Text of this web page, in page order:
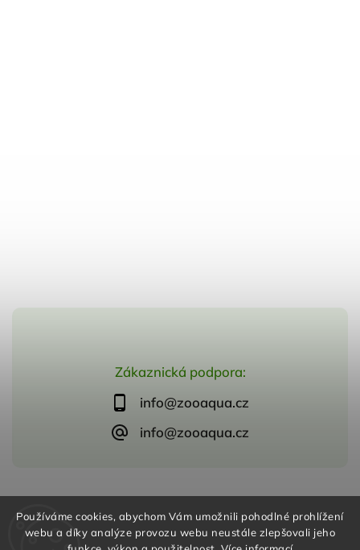
Používáme cookies, abychom Vám umožnili pohodlné prohlížení
webu a díky analýze provozu webu neustále zlepšovali jeho
Zákaznická podpora:
info@zooaqua.cz
info@zooaqua.cz
VytvořilShoptet | DesignShoptak.cz